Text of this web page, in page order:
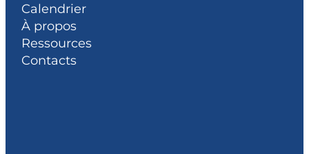
Calendrier
À propos
Ressources
Contacts